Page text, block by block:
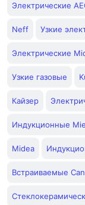
Электрические
Neff Узкие
Электрические
Узкие газовые
Кайзер
Индукционные
Midea
Встраиваемые